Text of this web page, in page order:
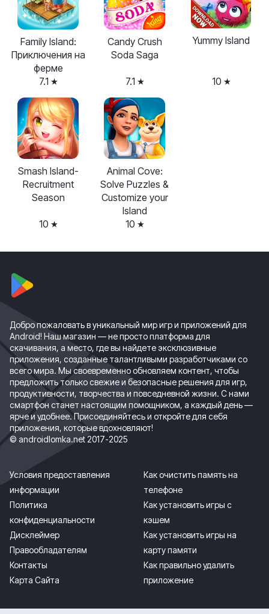
Family Island:
Приключения на
ферме
7.1
Candy Crush
Soda Saga
7.1
Yummy Island
10
Smash Island-
Recruitment
Season
10
Animal Cove:
Solve Puzzles &
Customize your
Island
10
Добро пожаловать в уникальный мир игр и приложений для
Android! Наш магазин — не просто платформа для
скачивания, а место, где вы найдете эксклюзивные
приложения, созданные талантливыми разработчиками со
всего мира. Мы своевременно обновляем контент, чтобы
предложить только свежие и безопасные решения для игр,
продуктивности, творчества и повседневной жизни. С нами
смартфон станет настоящим помощником, а каждый день —
ярче и удобнее. Присоединяйтесь и откройте для себя
приложения, которые вдохновляют!
© androidlomka.net 2017-2025
Условия предоставления
информации
Политика
конфиденциальности
Дисклеймер
Правообладателям
Контакты
Карта Сайта
Как очистить память на
телефоне
Как установить игры с
кэшем
Как установить игры на
карту памяти
Как правильно удалить
приложение